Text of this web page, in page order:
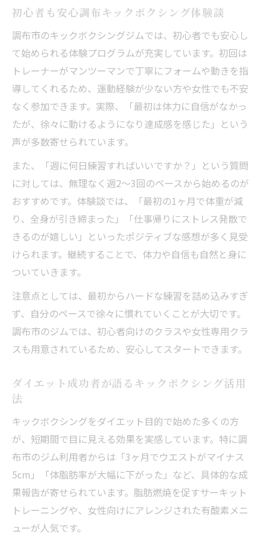
初心者も安心調布キックボクシング体験談
調布市のキックボクシングジムでは、初心者でも安心し
て始められる体験プログラムが充実しています。初回は
トレーナーがマンツーマンで丁寧にフォームや動きを指
導してくれるため、運動経験が少ない方や女性でも不安
なく参加できます。実際、「最初は体力に自信がなかっ
たが、徐々に動けるようになり達成感を感じた」という
声が多数寄せられています。
また、「週に何日練習すればいいですか？」という質問
に対しては、無理なく週2〜3回のペースから始めるのが
おすすめです。体験談では、「最初の1ヶ月で体重が減
り、全身が引き締まった」「仕事帰りにストレス発散で
きるのが嬉しい」といったポジティブな感想が多く見受
けられます。継続することで、体力や自信も自然と身に
ついていきます。
注意点としては、最初からハードな練習を詰め込みすぎ
ず、自分のペースで徐々に慣れていくことが大切です。
調布市のジムでは、初心者向けのクラスや女性専用クラ
スも用意されているため、安心してスタートできます。
ダイエット成功者が語るキックボクシング活用
法
キックボクシングをダイエット目的で始めた多くの方
が、短期間で目に見える効果を実感しています。特に調
布市のジム利用者からは「3ヶ月でウエストがマイナス
5cm」「体脂肪率が大幅に下がった」など、具体的な成
果報告が寄せられています。脂肪燃焼を促すサーキット
トレーニングや、女性向けにアレンジされた有酸素メニ
ューが人気です。